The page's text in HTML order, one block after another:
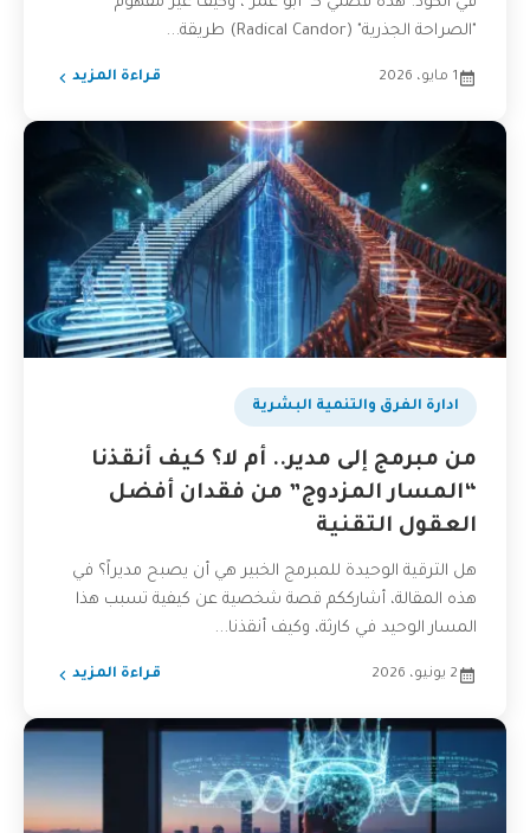
"الصراحة الجذرية" (Radical Candor) طريقة...
1 مايو، 2026 قراءة المزيد
ادارة الفرق والتنمية البشرية
من مبرمج إلى مدير.. أم لا؟ كيف أنقذنا
“المسار المزدوج” من فقدان أفضل
العقول التقنية
هل الترقية الوحيدة للمبرمج الخبير هي أن يصبح مديراً؟ في
هذه المقالة، أشارككم قصة شخصية عن كيفية تسبب هذا
المسار الوحيد في كارثة، وكيف أنقذنا...
2 يونيو، 2026 قراءة المزيد